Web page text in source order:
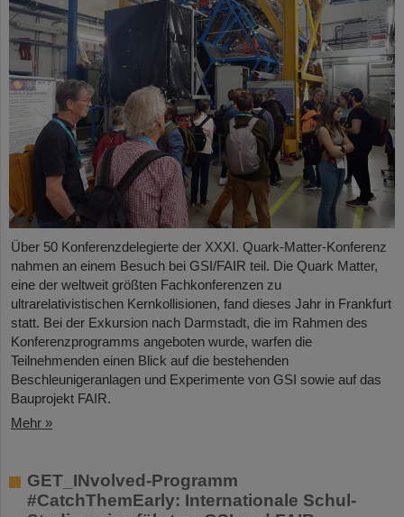
Über 50 Konferenzdelegierte der XXXI. Quark-Matter-Konferenz
nahmen an einem Besuch bei GSI/FAIR teil. Die Quark Matter,
eine der weltweit größten Fachkonferenzen zu
ultrarelativistischen Kernkollisionen, fand dieses Jahr in Frankfurt
statt. Bei der Exkursion nach Darmstadt, die im Rahmen des
Konferenzprogramms angeboten wurde, warfen die
Teilnehmenden einen Blick auf die bestehenden
Beschleunigeranlagen und Experimente von GSI sowie auf das
Bauprojekt FAIR.
Mehr »
GET_INvolved-Programm
#CatchThemEarly: Internationale Schul-